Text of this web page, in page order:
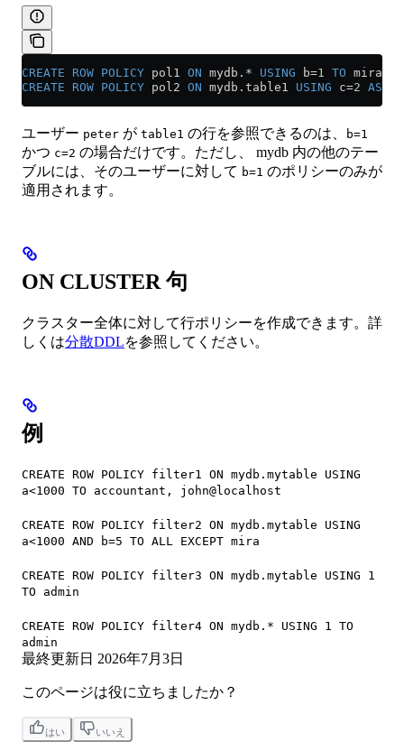
CREATE ROW POLICY pol1 ON mydb. * USING b=1 TO mira,
CREATE ROW POLICY pol2 ON mydb . table1 USING c=2 AS
ユーザー peter が table1 の行を参照できるのは、 b=1
かつ c=2 の場合だけです。ただし、 mydb 内の他のテー
ブルには、そのユーザーに対して b=1 のポリシーのみが
適用されます。
ON CLUSTER 句
クラスター全体に対して行ポリシーを作成できます。詳
しくは分散DDLを参照してください。
例
CREATE ROW POLICY filter1 ON mydb.mytable USING
a<1000 TO accountant, john@localhost
CREATE ROW POLICY filter2 ON mydb.mytable USING
a<1000 AND b=5 TO ALL EXCEPT mira
CREATE ROW POLICY filter3 ON mydb.mytable USING 1
TO admin
CREATE ROW POLICY filter4 ON mydb.* USING 1 TO
admin
最終更新日 2026年7月3日
このページは役に立ちましたか？
はい いいえ